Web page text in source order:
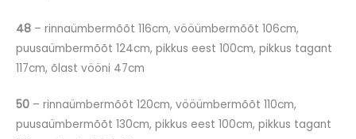
48 – rinnaümbermõõt 116cm, vööümbermõõt 106cm,
puusaümbermõõt 124cm, pikkus eest 100cm, pikkus tagant
117cm, õlast vööni 47cm
50 – rinnaümbermõõt 120cm, vööümbermõõt 110cm,
puusaümbermõõt 130cm, pikkus eest 100cm, pikkus tagant